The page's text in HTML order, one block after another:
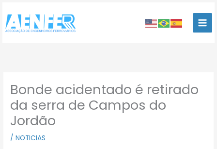
para
conteúdo
Bonde acidentado é retirado
da serra de Campos do
Jordão
/NOTICIAS